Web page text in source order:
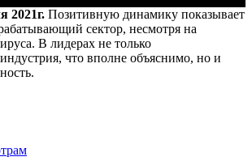
2021г. Позитивную динамику показывает
сектор, несмотря на
В лидерах не только
что вполне объяснимо, но и